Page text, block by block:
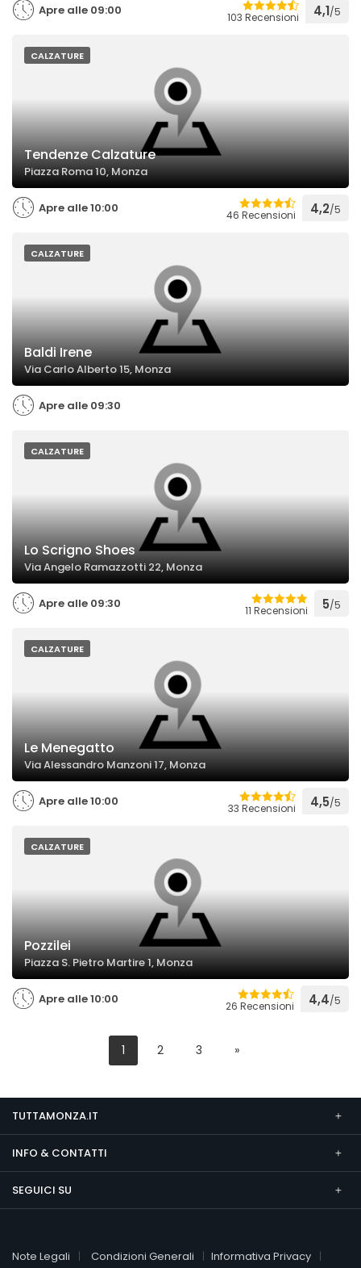
Apre alle 09:00 103 Recensioni 4,1/5
CALZATURE
Tendenze Calzature
Piazza Roma 10, Monza
Apre alle 10:00 46 Recensioni 4,2/5
CALZATURE
Baldi Irene
Via Carlo Alberto 15, Monza
Apre alle 09:30
CALZATURE
Lo Scrigno Shoes
Via Angelo Ramazzotti 22, Monza
Apre alle 09:30 11 Recensioni 5/5
CALZATURE
Le Menegatto
Via Alessandro Manzoni 17, Monza
Apre alle 10:00 33 Recensioni 4,5/5
CALZATURE
Pozzilei
Piazza S. Pietro Martire 1, Monza
Apre alle 10:00 26 Recensioni 4,4/5
1 2 3 »
TUTTAMONZA.IT
INFO & CONTATTI
SEGUICI SU
Note Legali Condizioni Generali
Informativa Privacy